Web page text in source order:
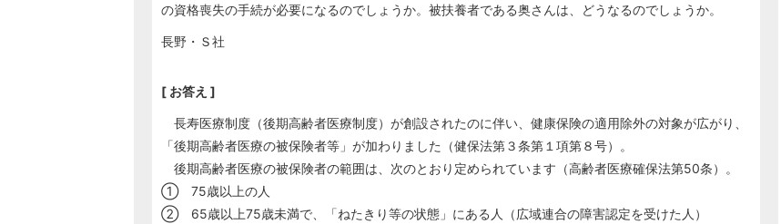
の資格喪失の手続が必要になるのでしょうか。被扶養者である奥さんは、どうなるのでしょうか。
長野・Ｓ社
[ お答え ]
長寿医療制度（後期高齢者医療制度）が創設されたのに伴い、健康保険の適用除外の対象が広がり、
「後期高齢者医療の被保険者等」が加わりました（健保法第３条第１項第８号）。
後期高齢者医療の被保険者の範囲は、次のとおり定められています（高齢者医療確保法第50条）。
① 75歳以上の人
② 65歳以上75歳未満で、「ねたきり等の状態」にある人（広域連合の障害認定を受けた人）